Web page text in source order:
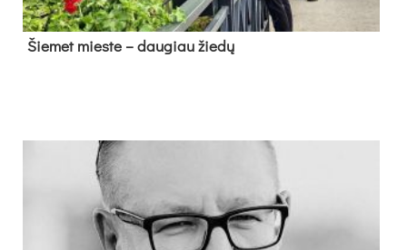
Šie­met mies­te – dau­giau žie­dų